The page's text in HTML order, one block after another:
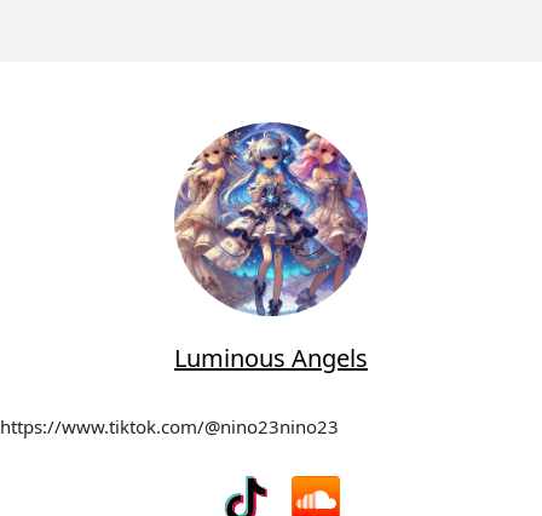
Luminous Angels
https://www.tiktok.com/@nino23nino23